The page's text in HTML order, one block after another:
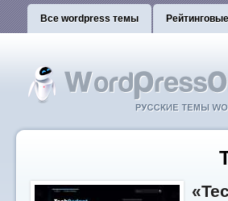
Все wordpress темы Рейтинговые